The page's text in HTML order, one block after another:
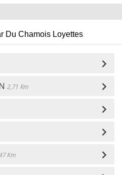
Du Chamois Loyettes
2,71 Km
Km